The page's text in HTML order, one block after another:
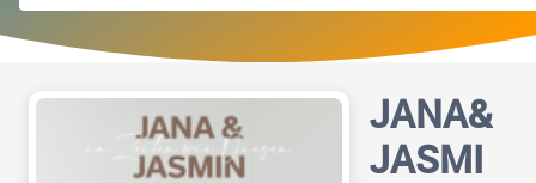
JANA&
JASMI